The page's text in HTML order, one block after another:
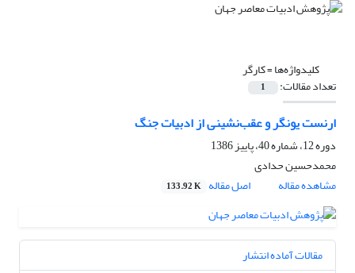
کلیدواژه‌ها =کارگر
تعداد مقالات: 1
ارنست یونگر و عقب‌نشینی از ادبیات جنگ
دوره 12، شماره 40، پاییز 1386
محمدحسین حدادی
مشاهده مقاله
اصل مقاله 133.92 K
مقالات آماده انتشار